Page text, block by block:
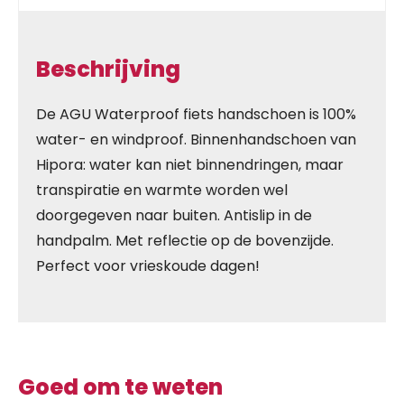
Beschrijving
De AGU Waterproof fiets handschoen is 100%
water- en windproof. Binnenhandschoen van
Hipora: water kan niet binnendringen, maar
transpiratie en warmte worden wel
doorgegeven naar buiten. Antislip in de
handpalm. Met reflectie op de bovenzijde.
Perfect voor vrieskoude dagen!
Goed om te weten